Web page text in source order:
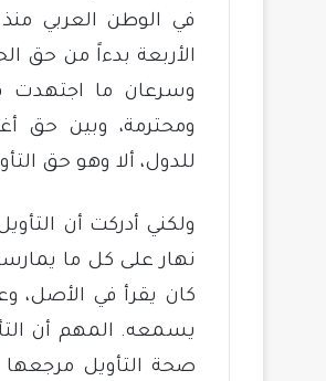
في الوطن العربي
الأربعة بدءاً من حق
وسرعان ما اجتهدت
ومحترمة، وبين حق
للدول، ألا وهو حق
ولكني أدركت أن
نهار على كل ما
كان يقرأ في الأصل،
يسمعه. المهم أن
صحة التأويل